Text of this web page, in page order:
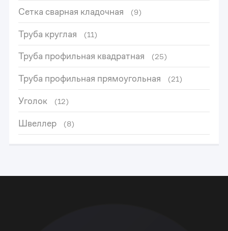
Сетка сварная кладочная (9)
Труба круглая (11)
Труба профильная квадратная (25)
Труба профильная прямоугольная (21)
Уголок (12)
Швеллер (8)